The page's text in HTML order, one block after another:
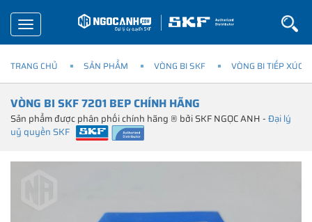
Toggle
navigation
TRANG CHỦ SẢN PHẨM VÒNG BI SKF VÒNG BI TIẾP XÚC
VÒNG BI SKF 7201 BEP CHÍNH HÃNG
Sản phẩm được phân phối chính hãng ® bởi SKF NGỌC ANH -Đại lý
uỷ quyền SKF